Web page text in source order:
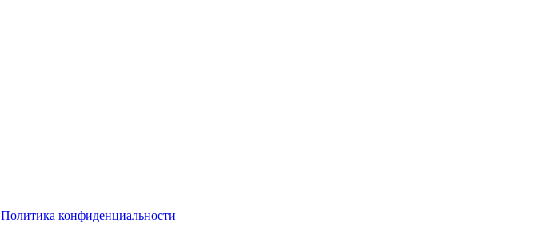
Политика конфиденциальности